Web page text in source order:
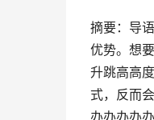
摘要：导
优势。想
升跳高高
式，反而